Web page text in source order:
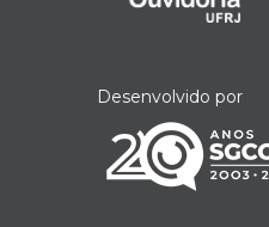
Desenvolvido por